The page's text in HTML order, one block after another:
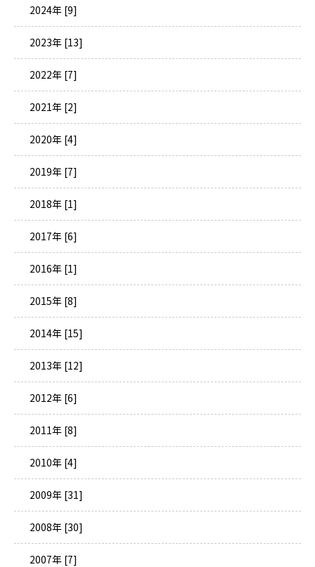
2024年 [9]
2023年 [13]
2022年 [7]
2021年 [2]
2020年 [4]
2019年 [7]
2018年 [1]
2017年 [6]
2016年 [1]
2015年 [8]
2014年 [15]
2013年 [12]
2012年 [6]
2011年 [8]
2010年 [4]
2009年 [31]
2008年 [30]
2007年 [7]